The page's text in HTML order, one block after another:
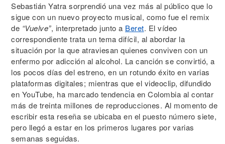
Sebastián Yatra sorprendió una vez más al público que lo
sigue con un nuevo proyecto musical, como fue el remix
de “Vuelve”, interpretado junto a Beret. El vídeo
correspondiente trata un tema difícil, al abordar la
situación por la que atraviesan quienes conviven con un
enfermo por adicción al alcohol. La canción se convirtió, a
los pocos días del estreno, en un rotundo éxito en varias
plataformas digitales; mientras que el videoclip, difundido
en YouTube, ha marcado tendencia en Colombia al contar
más de treinta millones de reproducciones. Al momento de
escribir esta reseña se ubicaba en el puesto número siete,
pero llegó a estar en los primeros lugares por varias
semanas seguidas.